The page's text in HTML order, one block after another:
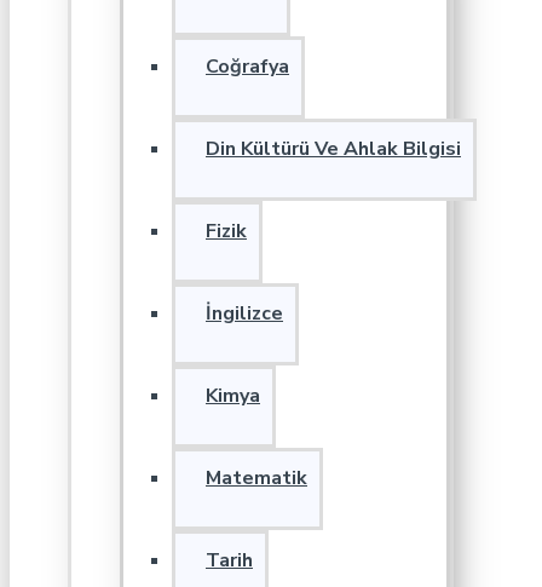
Coğrafya
Din Kültürü Ve Ahlak Bilgisi
Fizik
İngilizce
Kimya
Matematik
Tarih